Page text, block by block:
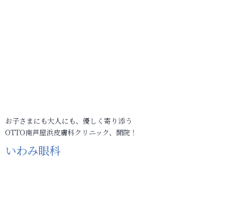
お子さまにも大人にも、優しく寄り添う
OTTO南芦屋浜皮膚科クリニック、開院！
いわみ眼科